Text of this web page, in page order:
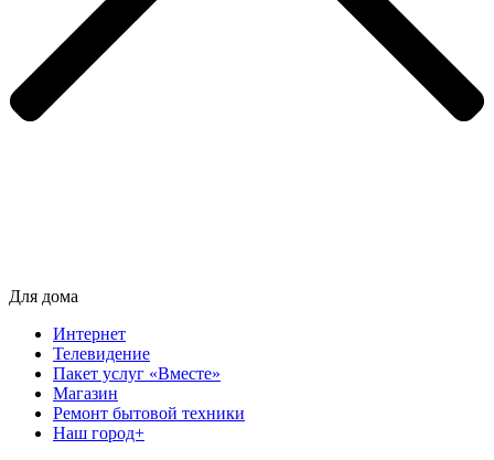
Для дома
Интернет
Телевидение
Пакет услуг «Вместе»
Магазин
Ремонт бытовой техники
Наш город+